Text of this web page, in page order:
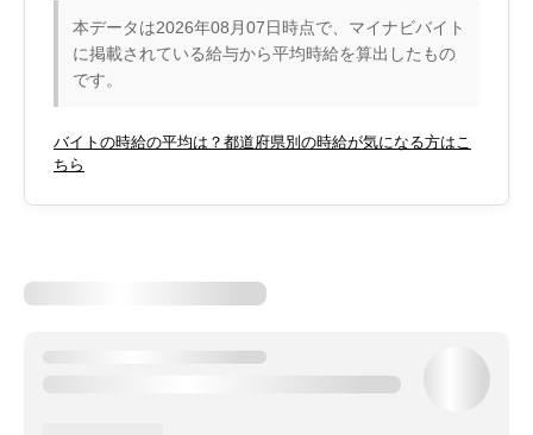
本データは2026年08月07日時点で、マイナビバイト
に掲載されている給与から平均時給を算出したもの
です。
バイトの時給の平均は？都道府県別の時給が気になる方はこ
ちら